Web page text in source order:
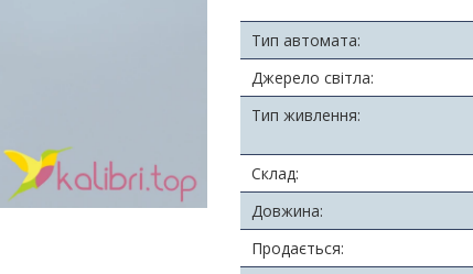
Тип автомата:
Джерело світла:
Тип живлення:
Склад:
Довжина:
Продається: